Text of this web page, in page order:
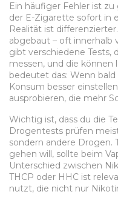
Ein häufiger Fehler ist
der E-Zigarette sofort in
Realität ist
abgebaut – oft innerhalb
gibt verschiedene Tests,
messen, und die können
bedeutet das: Wenn
Konsum besser
ausprobieren, die mehr
Wichtig ist, dass du die
Drogentests prüfen
sondern andere Drogen.
gehen will, sollte beim
Unterschied zwischen
THCP oder HHC ist
nutzt, die nicht nur